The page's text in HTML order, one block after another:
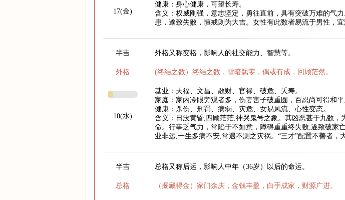
17(金)
健康：身心健康，可望长寿。
含义：权威刚强，意志坚定，勇往直前，具有突破万难的气
患，遂致失败，慎戒则为大吉。女性有此数者易流于男性，
半吉
外格
10(水)
外格又称变格，影响人的社交能力、智慧等。
(终结之数）终结之数，雪暗飘零，偶或有成，回顾茫然。
基业：天福、文昌、散财、官禄、破危、夭寿。
家庭：家内冷眼旁观者多，伤妻害子破重圆，百忍尚可得和平
健康：杀伤、刑罚、病弱、灾危、女易风流、心性变态。
含义：日没黄昏,四顾茫茫,神哭鬼号之象。其凶恶甚于九数
命。行事乏气力，常陷于不如意，障碍重重终失败,遂致破家
业非运,一生多病不安,常遇不测之灾祸。“三才”配置不善者，
半吉
总格
总格又称后运，影响人中年（36岁）以后的命运。
（掘藏得金）家门余庆，金钱丰盈，白手成家，财源广进。